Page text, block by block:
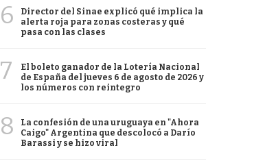
6
Director del Sinae explicó qué implica la
alerta roja para zonas costeras y qué
pasa con las clases
7
El boleto ganador de la Lotería Nacional
de España del jueves 6 de agosto de 2026 y
los números con reintegro
8
La confesión de una uruguaya en "Ahora
Caigo" Argentina que descolocó a Darío
Barassi y se hizo viral